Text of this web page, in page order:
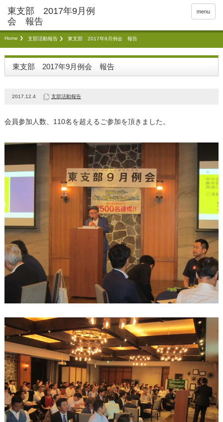
menu
Home 支部活動報告 東支部 2017年9月例会 報告
東支部 2017年9月例会 報告
2017.12.4 支部活動報告
会員参加人数、110名を超えるご参加を頂きました。